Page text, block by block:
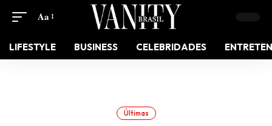
Aa
LIFESTYLE BUSINESS CELEBRIDADES
Últimas